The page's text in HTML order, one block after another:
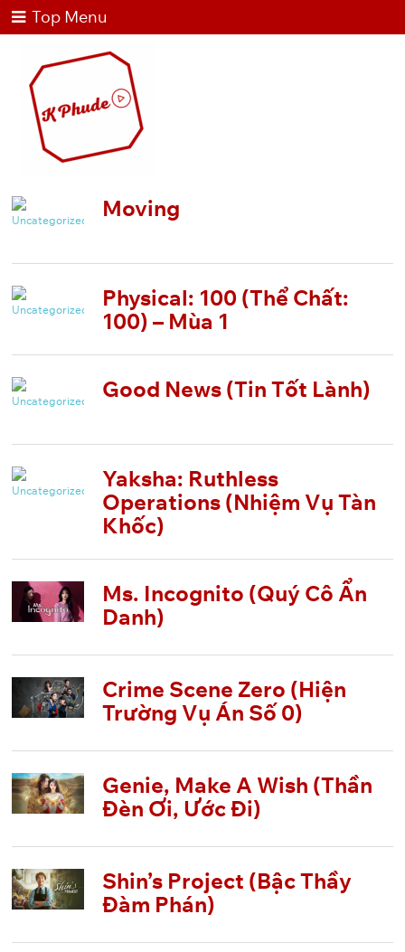
Top Menu
Moving
Physical: 100 (Thể Chất:
100) – Mùa 1
Good News (Tin Tốt Lành)
Yaksha: Ruthless
Operations (Nhiệm Vụ Tàn
Khốc)
Ms. Incognito (Quý Cô Ẩn
Danh)
Crime Scene Zero (Hiện
Trường Vụ Án Số 0)
Genie, Make A Wish (Thần
Đèn Ơi, Ước Đi)
Shin’s Project (Bậc Thầy
Đàm Phán)